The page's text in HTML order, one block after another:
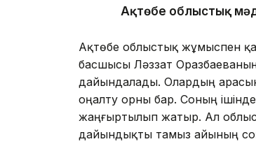
Ақтөбе облыстық
Ақтөбе облыстық жұмыспен
басшысы Ләззат
дайындалады. Олардың
оңалту орны бар. Соның
жаңғыртылып жатыр. Ал
дайындықты тамыз айының